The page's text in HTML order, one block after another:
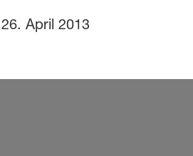
26. April 2013